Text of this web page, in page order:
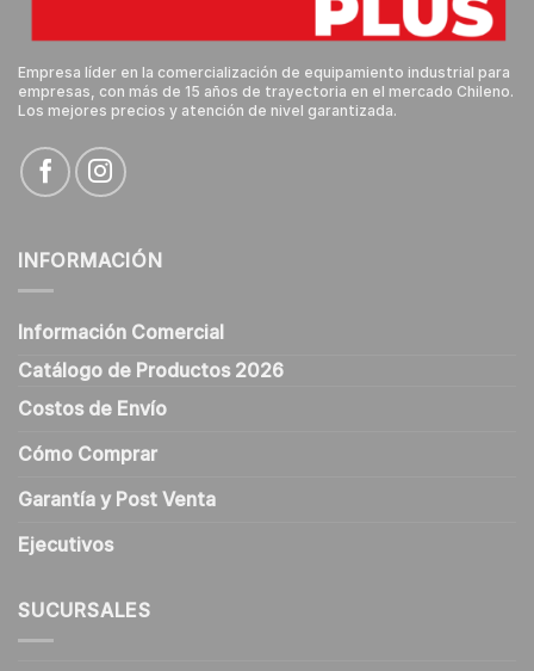
Empresa líder en la comercialización de equipamiento industrial para
empresas, con más de 15 años de trayectoria en el mercado Chileno.
Los mejores precios y atención de nivel garantizada.
INFORMACIÓN
Información Comercial
Catálogo de Productos 2026
Costos de Envío
Cómo Comprar
Garantía y Post Venta
Ejecutivos
SUCURSALES